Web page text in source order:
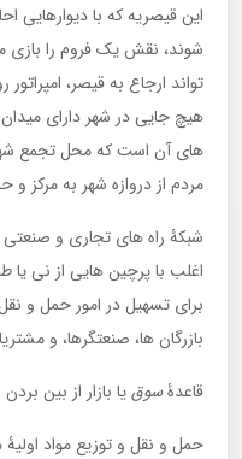
این قیصریه که با دیوارهایی
شوند، نقش یک فروم را بازی
تواند ارجاع به قیصر،
هیچ جایی در شهر دارای
های آن است که محل تجمع
مردم از دروازه شهر به مرکز و
شبکۀ راه های تجاری و صنعتی
اغلب با پرچین هایی از نی
برای تسهیل در امور حمل و
بازرگان ها، صنعتگرها، و
قاعدۀسوقیا بازار از بین
حمل و نقل و توزیع مواد